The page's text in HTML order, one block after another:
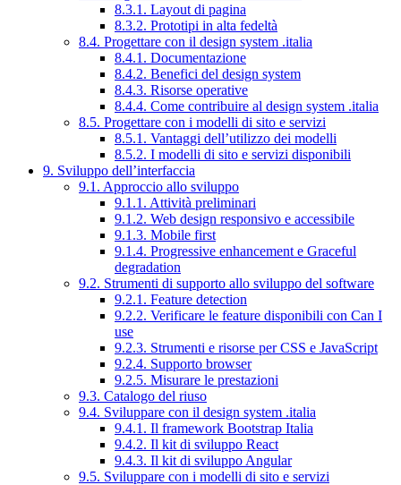
8.3.1. Layout di pagina
8.3.2. Prototipi in alta fedeltà
8.4. Progettare con il design system .italia
8.4.1. Documentazione
8.4.2. Benefici del design system
8.4.3. Risorse operative
8.4.4. Come contribuire al design system .italia
8.5. Progettare con i modelli di sito e servizi
8.5.1. Vantaggi dell’utilizzo dei modelli
8.5.2. I modelli di sito e servizi disponibili
9. Sviluppo dell’interfaccia
9.1. Approccio allo sviluppo
9.1.1. Attività preliminari
9.1.2. Web design responsivo e accessibile
9.1.3. Mobile first
9.1.4. Progressive enhancement e Graceful
degradation
9.2. Strumenti di supporto allo sviluppo del software
9.2.1. Feature detection
9.2.2. Verificare le feature disponibili con Can I
use
9.2.3. Strumenti e risorse per CSS e JavaScript
9.2.4. Supporto browser
9.2.5. Misurare le prestazioni
9.3. Catalogo del riuso
9.4. Sviluppare con il design system .italia
9.4.1. Il framework Bootstrap Italia
9.4.2. Il kit di sviluppo React
9.4.3. Il kit di sviluppo Angular
9.5. Sviluppare con i modelli di sito e servizi